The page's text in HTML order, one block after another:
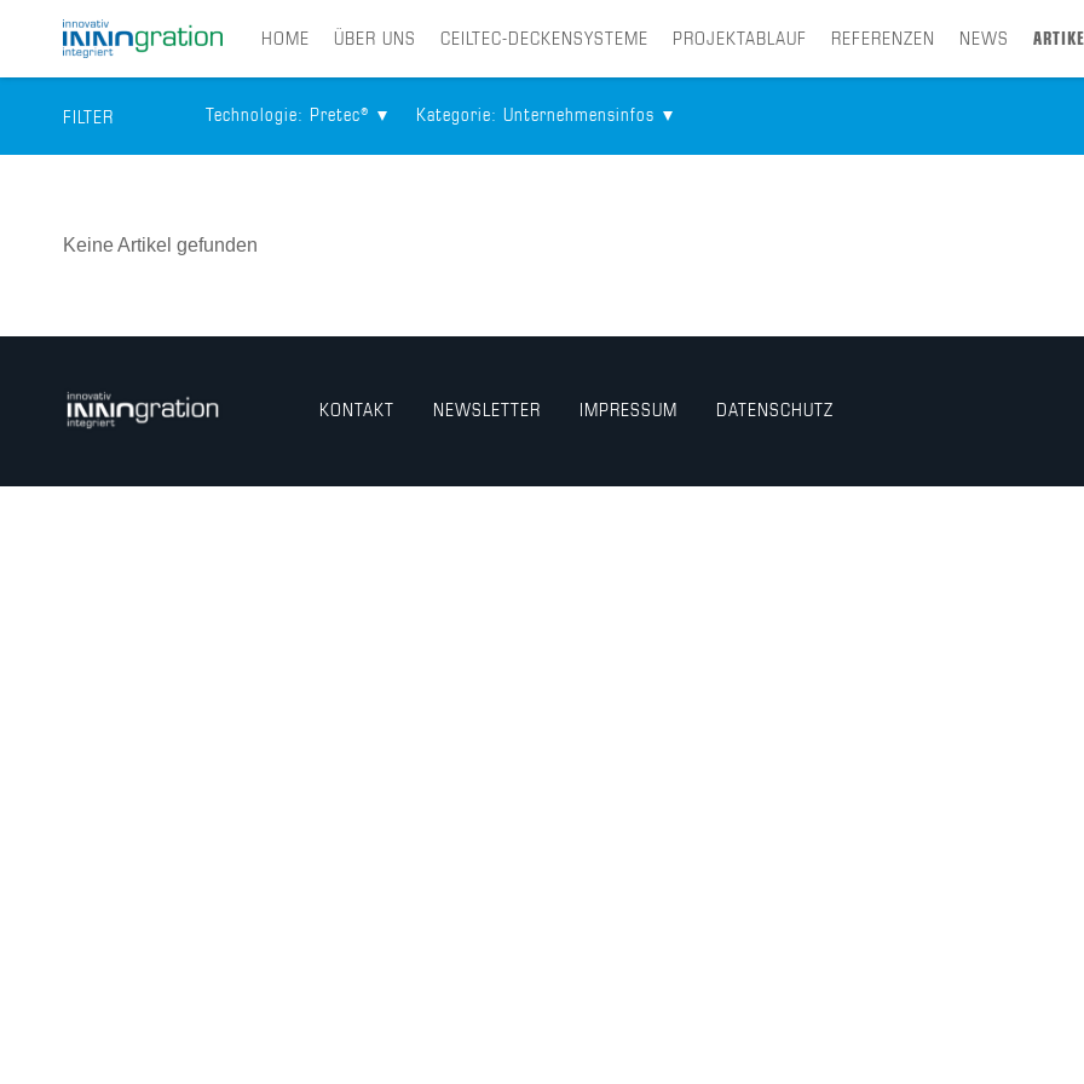
HOME ÜBER UNS CEILTEC-DECKENSYSTEME PROJEKTABLAUF REFERENZEN NEWS
FILTER Technologie: Pretec® Kategorie: Unternehmensinfos
Keine Artikel gefunden
KONTAKT NEWSLETTER IMPRESSUM DATENSCHUTZ